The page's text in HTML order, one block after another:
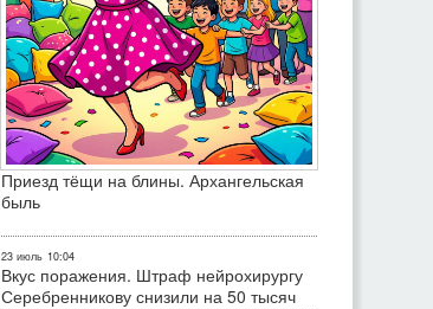
Приезд тёщи на блины. Архангельская
быль
23 июль 10:04
Вкус поражения. Штраф нейрохирургу
Серебренникову снизили на 50 тысяч